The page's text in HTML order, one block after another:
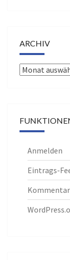
ARCHIV
Archiv
Anmelden
Eintrags-